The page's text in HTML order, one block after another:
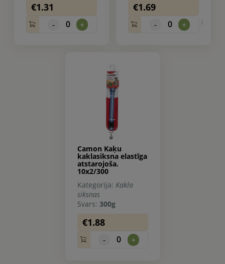
€1.31
- 0 +
€1.69
- 0 +
Camon Kaķu
kaklasiksna elastīga
atstarojoša.
10x2/300
Kategorija: Kakla
siksnas
Svars: 300g
€1.88
- 0 +